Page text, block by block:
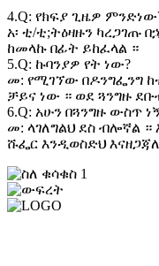
4.Q: የክፍያ ጊዜዎ
አ፡ ቲ/ቲ;ትዕዛዙን ካረጋገጡ
ከመላኩ በፊት ይከፈላል ።
5.Q: ኩባንያዎ የት ነው?
መ: የሚገኘው በዶንግፌንግ
ቻይና ነው ። ወደ ጓንግዙ
6.Q: አሁን በጓንግዙ ውስጥ
መ: ላገለግልህ ደስ ብሎኛል ።
ሹፌር እንዲወስድህ